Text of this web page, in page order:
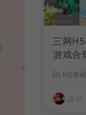
三网
游戏合
N系服
服务端
H5单
波少